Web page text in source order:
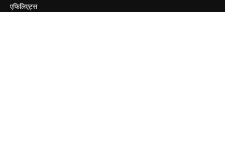
एफिलिएट्स